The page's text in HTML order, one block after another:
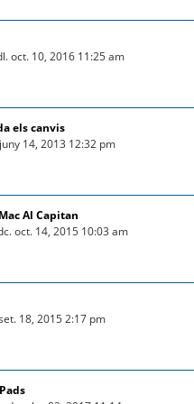
oct. 10, 2016 11:25 am
els canvis
14, 2013 12:32 pm
Al Capitan
oct. 14, 2015 10:03 am
18, 2015 2:17 pm